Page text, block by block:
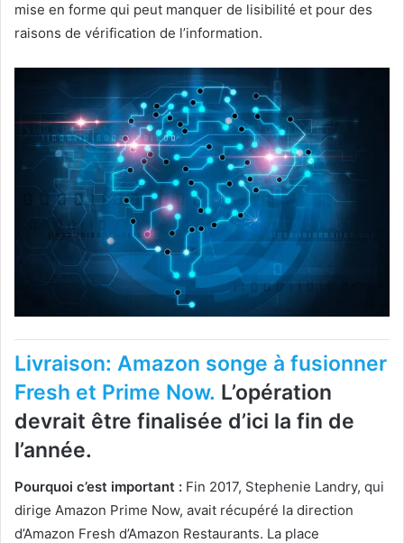
mise en forme qui peut manquer de lisibilité et pour des
raisons de vérification de l’information.
Livraison: Amazon songe à fusionner
Fresh et Prime Now. L’opération
devrait être finalisée d’ici la fin de
l’année.
Pourquoi c’est important : Fin 2017, Stephenie Landry, qui
dirige Amazon Prime Now, avait récupéré la direction
d’Amazon Fresh d’Amazon Restaurants. La place